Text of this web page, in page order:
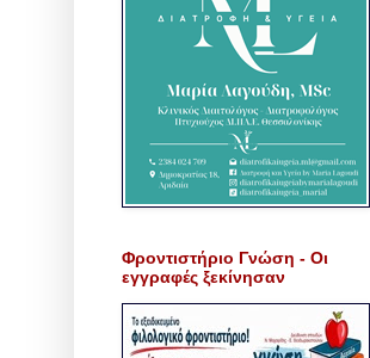
Φροντιστήριο Γνώση - Οι
εγγραφές ξεκίνησαν